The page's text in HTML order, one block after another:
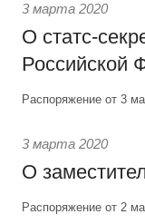
3 марта 2020
О статс-
Российской
Распоряжение от 3
3 марта 2020
О
Распоряжение от 2